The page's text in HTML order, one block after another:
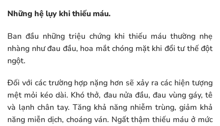
Những hệ lụy khi thiếu máu.
Ban đầu những triệu chứng khi thiếu máu thường nhẹ
nhàng như đau đầu, hoa mắt chóng mặt khi đổi tư thế đột
ngột.
Đối với các trường hợp nặng hơn sẽ xảy ra các hiện tượng
mệt mỏi kéo dài. Khó thở, đau nửa đầu, đau vùng gáy, tê
và lạnh chân tay. Tăng khả năng nhiễm trùng, giảm khả
năng miễn dịch, choáng ván. Ngất thậm thiếu máu ở mức